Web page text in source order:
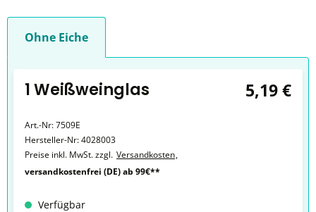
Ohne Eiche
1 Weißweinglas 5,19 €
Art.-Nr:7509E
Hersteller-Nr:4028003
Preise inkl. MwSt. zzgl. Versandkosten,
versandkostenfrei (DE) ab 99€**
Verfügbar